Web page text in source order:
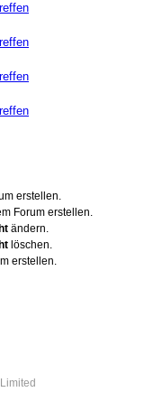
erstellen.
Forum erstellen.
ändern.
löschen.
erstellen.